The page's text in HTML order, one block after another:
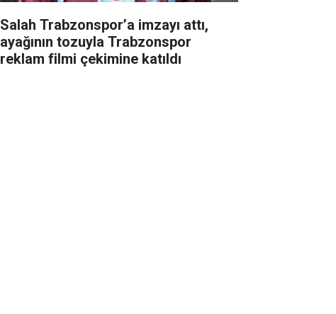
Salah Trabzonspor’a imzayı attı,
ayağının tozuyla Trabzonspor
reklam filmi çekimine katıldı